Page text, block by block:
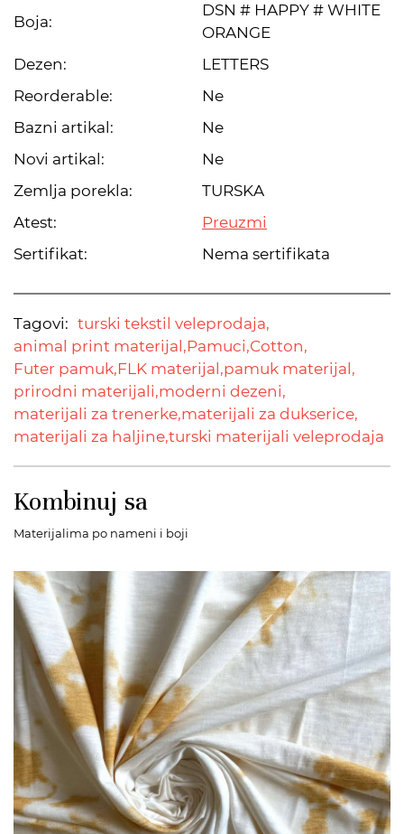
Boja:
DSN # HAPPY # WHITE
ORANGE
Dezen:
LETTERS
Reorderable:
Ne
Bazni artikal:
Ne
Novi artikal:
Ne
Zemlja porekla:
TURSKA
Atest:
Preuzmi
Sertifikat:
Nema sertifikata
Tagovi: turski tekstil veleprodaja,
animal print materijal,Pamuci,Cotton,
Futer pamuk,FLK materijal,pamuk materijal,
prirodni materijali,moderni dezeni,
materijali za trenerke,materijali za dukserice,
materijali za haljine,turski materijali veleprodaja
Kombinuj sa
Materijalima po nameni i boji